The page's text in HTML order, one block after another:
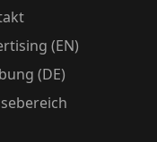
(EN)
(DE)